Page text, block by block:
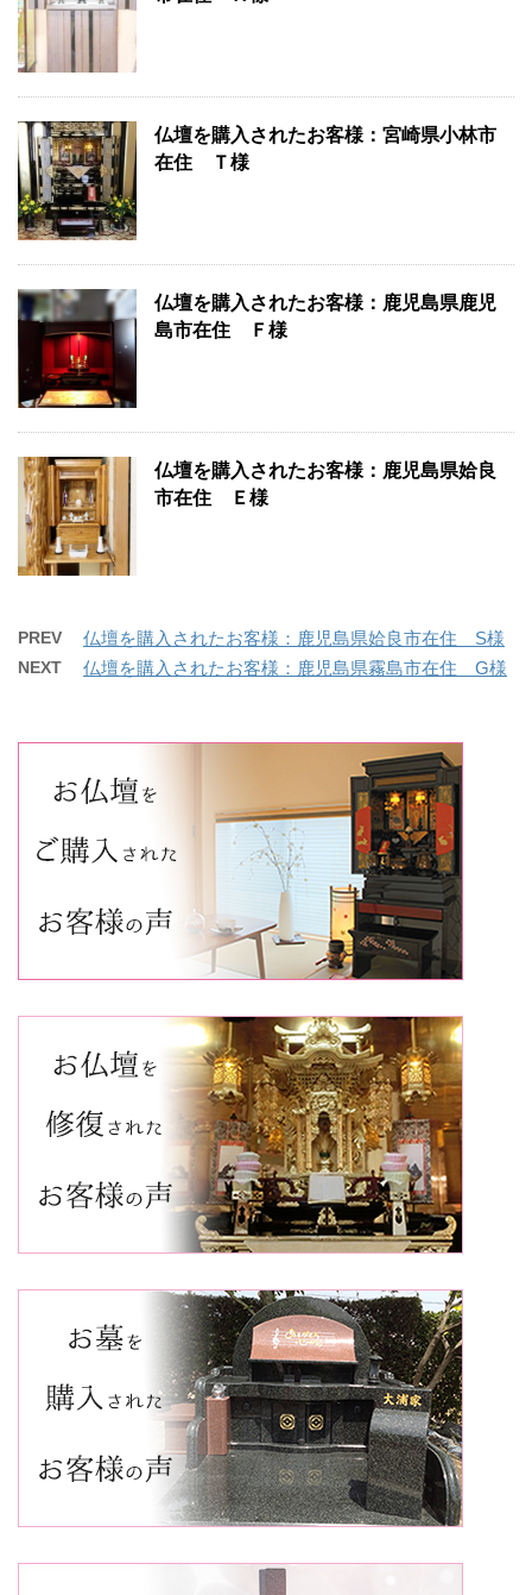
仏壇を購入されたお客様：宮崎県小林市
在住 Ｔ様
仏壇を購入されたお客様：鹿児島県鹿児
島市在住 Ｆ様
仏壇を購入されたお客様：鹿児島県姶良
市在住 Ｅ様
PREV 仏壇を購入されたお客様：鹿児島県姶良市在住 S様
NEXT 仏壇を購入されたお客様：鹿児島県霧島市在住 G様